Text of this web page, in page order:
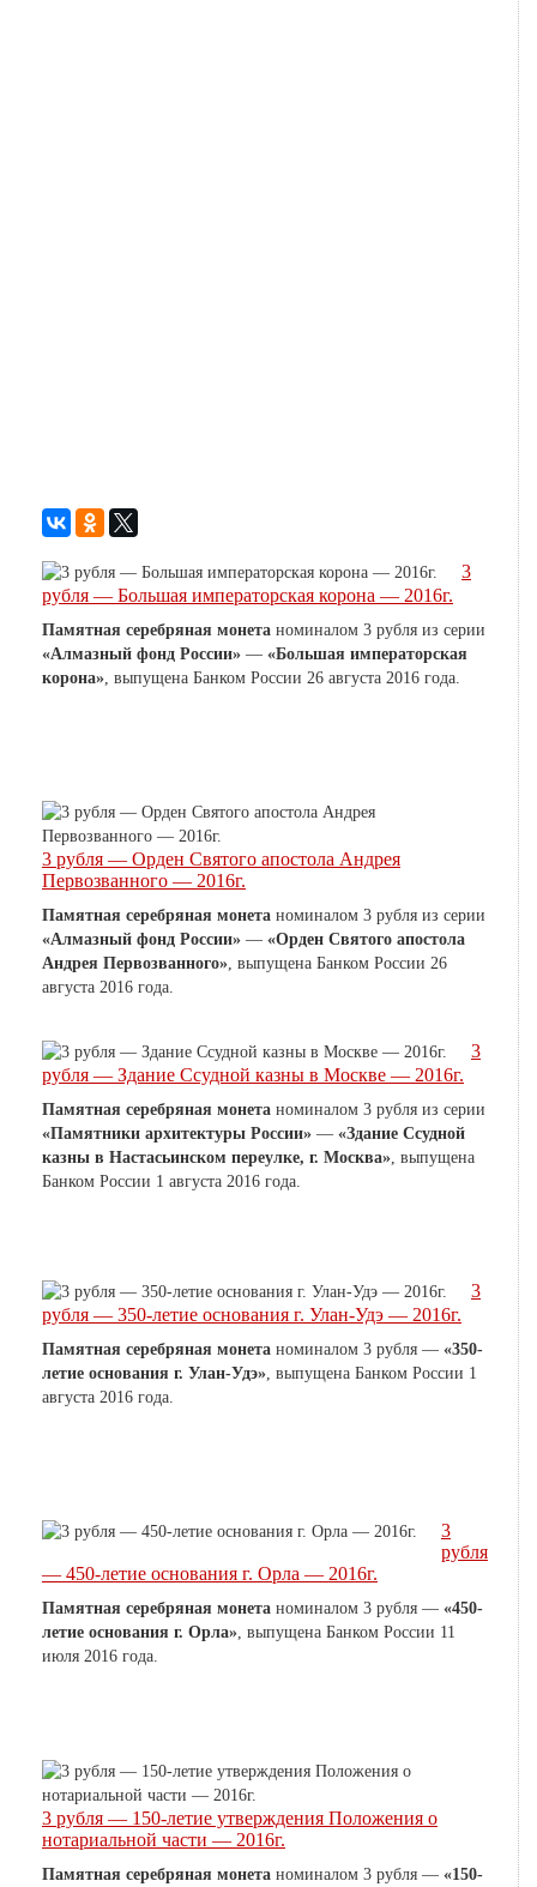
3
рубля — Большая императорская корона — 2016г.
Памятная серебряная монета номиналом 3 рубля из серии
«Алмазный фонд России» — «Большая императорская
корона» , выпущена Банком России 26 августа 2016 года.
3 рубля — Орден Святого апостола Андрея
Первозванного — 2016г.
Памятная серебряная монета номиналом 3 рубля из серии
«Алмазный фонд России» — «Орден Святого апостола
Андрея Первозванного» , выпущена Банком России 26
августа 2016 года.
3
рубля — Здание Ссудной казны в Москве — 2016г.
Памятная серебряная монета номиналом 3 рубля из серии
«Памятники архитектуры России» — «Здание Ссудной
казны в Настасьинском переулке, г. Москва» , выпущена
Банком России 1 августа 2016 года.
3
рубля — 350-летие основания г. Улан-Удэ — 2016г.
Памятная серебряная монета номиналом 3 рубля — «350-
летие основания г. Улан-Удэ» , выпущена Банком России 1
августа 2016 года.
3
рубля
— 450-летие основания г. Орла — 2016г.
Памятная серебряная монета номиналом 3 рубля — «450-
летие основания г. Орла» , выпущена Банком России 11
июля 2016 года.
3 рубля — 150-летие утверждения Положения о
нотариальной части — 2016г.
Памятная серебряная монета номиналом 3 рубля — «150-